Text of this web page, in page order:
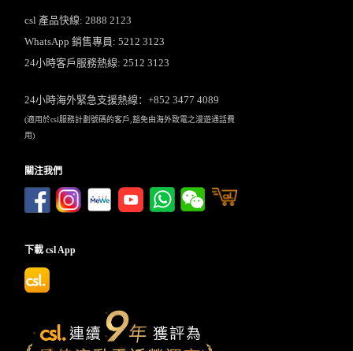
csl 產品快線: 2888 2123
WhatsApp 銷售專員: 5212 3123
24小時客戶服務熱線: 2512 3123
24小時海外緊急支援熱線：+852 3477 4089
(適用於csl服務計劃號碼的客戶,豁免由海外致電之漫遊通話費
用)
關注我們
下載 csl App